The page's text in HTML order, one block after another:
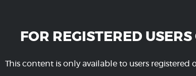
FOR REGISTERED USERS
This content is only available to users registered